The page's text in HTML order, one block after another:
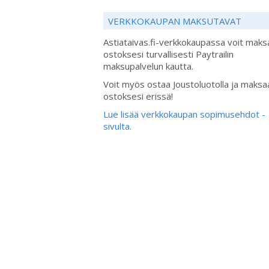
VERKKOKAUPAN MAKSUTAVAT
Astiataivas.fi-verkkokaupassa voit
ostoksesi turvallisesti Paytrailin
maksupalvelun kautta.
Voit myös ostaa Joustoluotolla ja
ostoksesi erissä!
Lue lisää verkkokaupan sopimusehdot -
sivulta.